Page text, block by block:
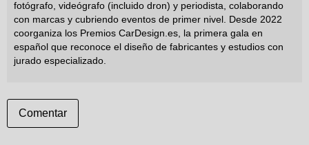
fotógrafo, videógrafo (incluido dron) y periodista, colaborando
con marcas y cubriendo eventos de primer nivel. Desde 2022
coorganiza los Premios CarDesign.es, la primera gala en
español que reconoce el diseño de fabricantes y estudios con
jurado especializado.
Comentar